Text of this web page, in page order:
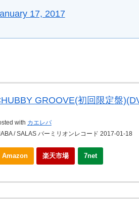
17, 2017
GROOVE(初回限定盤
with カエレバ
/ SALAS バーミリオンレコード 2017-01-18
Amazon 楽天市場 7net